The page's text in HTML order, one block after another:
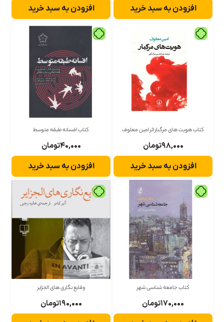
افزودن به سبد خرید افزودن به سبد خرید
کتاب هویت های مرگبار اثر امین معلوف
۹۸,۰۰۰تومان
افزودن به سبد خرید
کتاب افسانه طبقه متوسط
۴۰,۰۰۰تومان
افزودن به سبد خرید
کتاب جامعه شناسی شهر
۱۷۰,۰۰۰تومان
وقایع نگاری های الجزایر
۱۹۰,۰۰۰تومان